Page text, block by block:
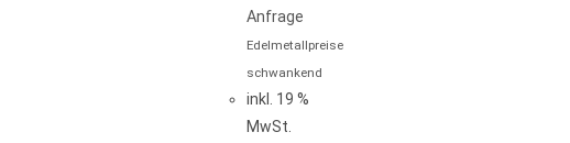
Anfrage
Edelmetallpreise
schwankend
inkl. 19 %
MwSt.